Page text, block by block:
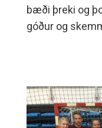
bæði þreki og
góður og
ára og yngri (f.